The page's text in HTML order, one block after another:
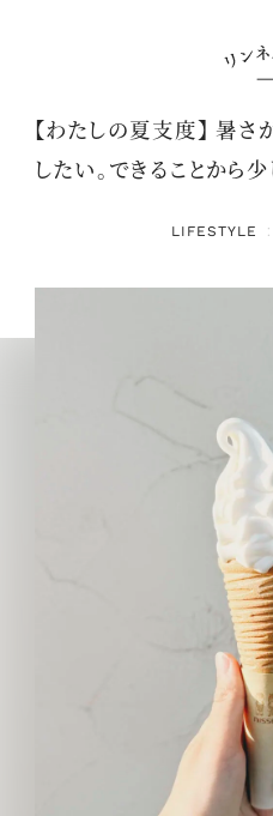
【わたしの夏支度】 暑さ
したい。できることから
LIFESTYLE ：